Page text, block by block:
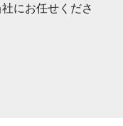
にお任せくださ